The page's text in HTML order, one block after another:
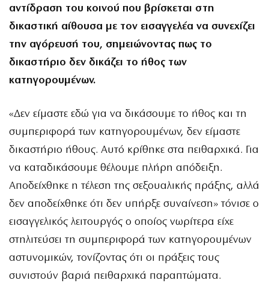
αντίδραση του κοινού που βρίσκεται στη
δικαστική αίθουσα με τον εισαγγελέα να συνεχίζει
την αγόρευσή του, σημειώνοντας πως το
δικαστήριο δεν δικάζει το ήθος των
κατηγορουμένων.
«Δεν είμαστε εδώ για να δικάσουμε το ήθος και τη
συμπεριφορά των κατηγορουμένων, δεν είμαστε
δικαστήριο ήθους. Αυτό κρίθηκε στα πειθαρχικά. Για
να καταδικάσουμε θέλουμε πλήρη απόδειξη.
Αποδείχθηκε η τέλεση της σεξουαλικής πράξης, αλλά
δεν αποδείχθηκε ότι δεν υπήρξε συναίνεση» τόνισε ο
εισαγγελικός λειτουργός ο οποίος νωρίτερα είχε
στηλιτεύσει τη συμπεριφορά των κατηγορουμένων
αστυνομικών, τονίζοντας ότι οι πράξεις τους
συνιστούν βαριά πειθαρχικά παραπτώματα.